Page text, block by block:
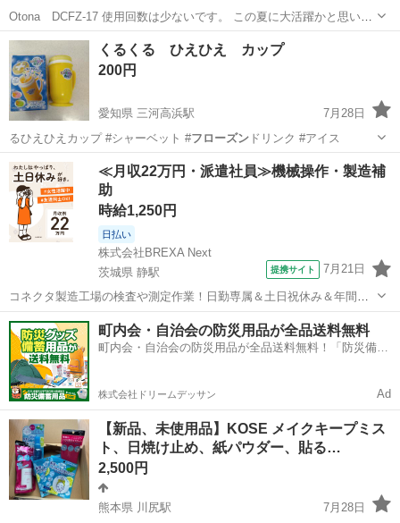
Otona DCFZ-17 使用回数は少ないです。 この夏に大活躍かと思いま
す！ 是非、ご活用いただけましたら嬉しく思います♪
神奈川 相模原市
くるくる ひえひえ カップ
200円
愛知県 三河高浜駅
7月28日
るひえひえカップ #シャーベット #フローズンドリンク #アイス
愛知 高浜市 三河高浜駅 調理器具 ひえ
≪月収22万円・派遣社員≫機械操作・製造補
助
時給1,250円
日払い
株式会社BREXA Next
茨城県 静駅
提携サイト 7月21日
コネクタ製造工場の検査や測定作業！日勤専属＆土日祝休み＆年間休
日128日★クリーンルーム内作業★マイカー通勤OK＆無料駐車場あり
★就業先食堂利用可！日払い制度あり！《茨城県常陸大宮市》 人気の
工場のお仕事 ◇コネクタ製造工...
茨城 常陸大宮市 静駅 その他
町内会・自治会の防災用品が全品送料無料
町内会・自治会の防災用品が全品送料無料！「防災備蓄
株式会社ドリームデッサン Ad
【新品、未使用品】KOSE メイクキープミス
ト、日焼け止め、紙パウダー、貼る…
2,500円
熊本県 川尻駅 7月28日